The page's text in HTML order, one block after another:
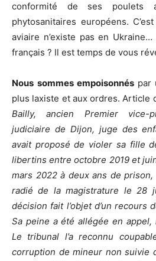
conformité de ses poulets
phytosanitaires européens.
aviaire n’existe pas en
français ? Il est temps de vous
Nous sommes empoisonnés par
plus laxiste et aux ordres. Article
Bailly, ancien Premier vice-
judiciaire de Dijon, juge des
avait proposé de violer sa fille
libertins entre octobre 2019 et
mars 2022 à deux ans de
radié de la magistrature le 28
décision fait l’objet d’un recours
Sa peine a été allégée en
Le tribunal l’a reconnu
corruption de mineur non suivie